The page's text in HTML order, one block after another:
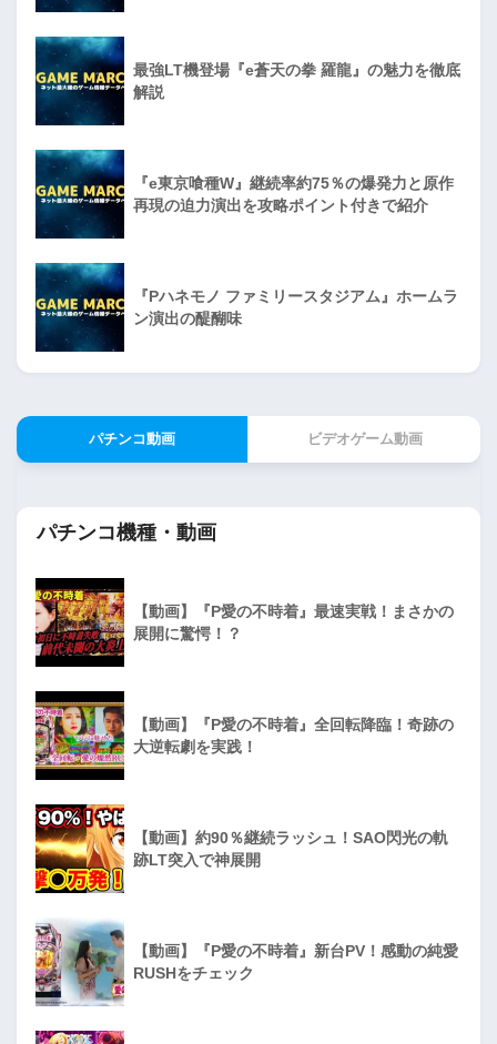
最強LT機登場『e蒼天の拳 羅龍』の魅力を徹底
解説
『e東京喰種W』継続率約75％の爆発力と原作
再現の迫力演出を攻略ポイント付きで紹介
『Pハネモノ ファミリースタジアム』ホームラ
ン演出の醍醐味
パチンコ動画 ビデオゲーム動画
パチンコ機種・動画
【動画】『P愛の不時着』最速実戦！まさかの
展開に驚愕！？
【動画】『P愛の不時着』全回転降臨！奇跡の
大逆転劇を実践！
【動画】約90％継続ラッシュ！SAO閃光の軌
跡LT突入で神展開
【動画】『P愛の不時着』新台PV！感動の純愛
RUSHをチェック